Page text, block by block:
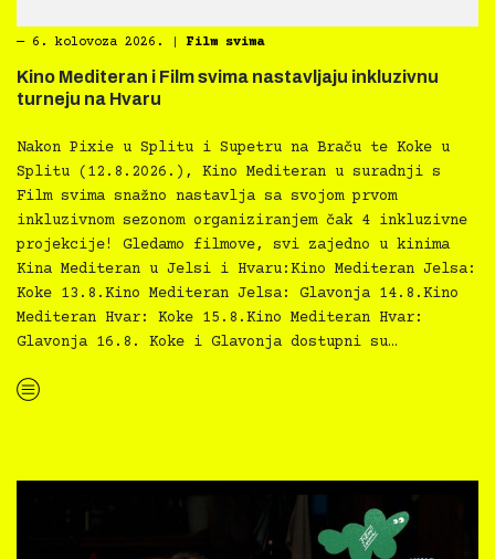
― 6. kolovoza 2026. Film svima
Kino Mediteran i Film svima nastavljaju inkluzivnu
turneju na Hvaru
Nakon Pixie u Splitu i Supetru na Braču te Koke u
Splitu (12.8.2026.), Kino Mediteran u suradnji s
Film svima snažno nastavlja sa svojom prvom
inkluzivnom sezonom organiziranjem čak 4 inkluzivne
projekcije! Gledamo filmove, svi zajedno u kinima
Kina Mediteran u Jelsi i Hvaru:Kino Mediteran Jelsa:
Koke 13.8.Kino Mediteran Jelsa: Glavonja 14.8.Kino
Mediteran Hvar: Koke 15.8.Kino Mediteran Hvar:
Glavonja 16.8. Koke i Glavonja dostupni su…
“Kino Mediteran i Film svima nastavljaju inkluzivnu turneju na Hvaru”